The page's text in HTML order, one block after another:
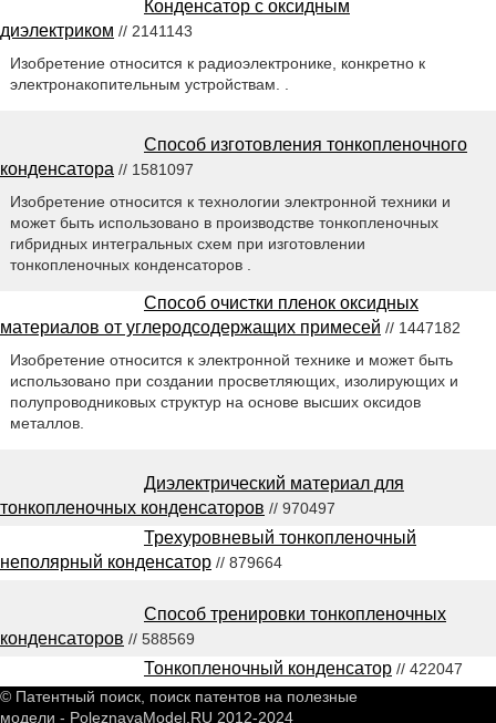
Конденсатор с оксидным
диэлектриком // 2141143
Изобретение относится к радиоэлектронике, конкретно к
электронакопительным устройствам. .
Способ изготовления тонкопленочного
конденсатора // 1581097
Изобретение относится к технологии электронной техники и
может быть использовано в производстве тонкопленочных
гибридных интегральных схем при изготовлении
тонкопленочных конденсаторов .
Способ очистки пленок оксидных
материалов от углеродсодержащих примесей // 1447182
Изобретение относится к электронной технике и может быть
использовано при создании просветляющих, изолирующих и
полупроводниковых структур на основе высших оксидов
металлов.
Диэлектрический материал для
тонкопленочных конденсаторов // 970497
Трехуровневый тонкопленочный
неполярный конденсатор // 879664
Способ тренировки тонкопленочных
конденсаторов // 588569
Тонкопленочный конденсатор // 422047
© Патентный поиск, поиск патентов на полезные
модели - PoleznayaModel.RU 2012-2024